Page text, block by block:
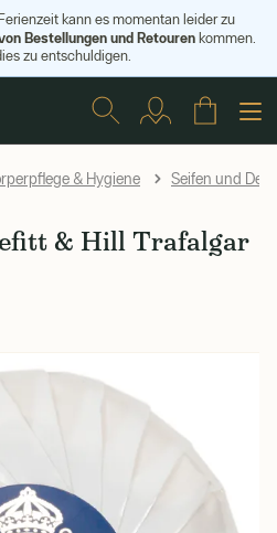
kann es momentan leider zu
Bestellungen und Retourenkommen.
zu entschuldigen.
& Hygiene Seifen und
& Hill Trafalgar